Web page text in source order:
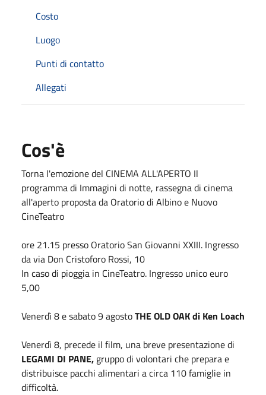
Costo
Luogo
Punti di contatto
Allegati
Cos'è
Torna l'emozione del CINEMA ALL'APERTO Il
programma di Immagini di notte, rassegna di cinema
all'aperto proposta da Oratorio di Albino e Nuovo
CineTeatro
ore 21.15 presso Oratorio San Giovanni XXIII. Ingresso
da via Don Cristoforo Rossi, 10
In caso di pioggia in CineTeatro. Ingresso unico euro
5,00
Venerdì 8 e sabato 9 agostoTHE OLD OAK di Ken Loach
Venerdì 8, precede il film, una breve presentazione di
LEGAMI DI PANE, gruppo di volontari che prepara e
distribuisce pacchi alimentari a circa 110 famiglie in
difficoltà.